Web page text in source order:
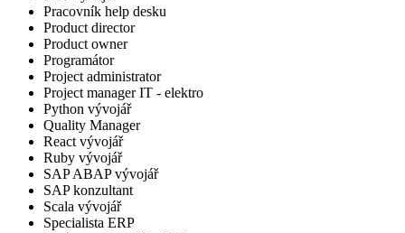
Pracovník help desku
Product director
Product owner
Programátor
Project administrator
Project manager IT - elektro
Python vývojář
Quality Manager
React vývojář
Ruby vývojář
SAP ABAP vývojář
SAP konzultant
Scala vývojář
Specialista ERP